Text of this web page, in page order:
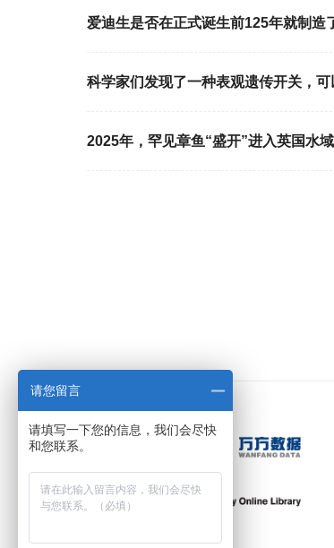
爱迪生是否在正式诞生前125年就制造
科学家们发现了一种表观遗传开关，
2025年，罕见章鱼“盛开”进入英国水
请您留言
请填写一下您的信息，我们会尽快
和您联系。